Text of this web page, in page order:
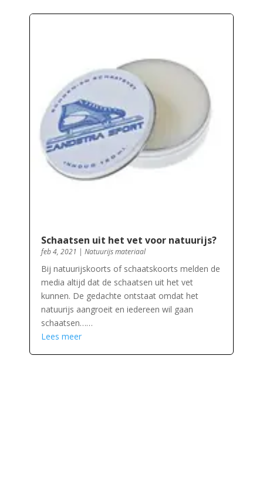
Schaatsen uit het vet voor natuurijs?
feb 4, 2021 | Natuurijs materiaal
Bij natuurijskoorts of schaatskoorts melden de
media altijd dat de schaatsen uit het vet
kunnen. De gedachte ontstaat omdat het
natuurijs aangroeit en iedereen wil gaan
schaatsen……
Lees meer